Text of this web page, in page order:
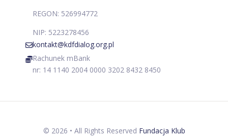
REGON: 526994772
NIP: 5223278456
kontakt@kdfdialog.org.pl
Rachunek mBank
nr: 14 1140 2004 0000 3202 8432 8450
© 2026 • All Rights Reserved Fundacja Klub